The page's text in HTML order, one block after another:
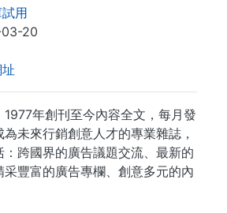
用
20
年創刊至今內容全文，每月發
未來行銷創意人才的專業雜誌，
：跨國界的廣告議題交流、最新的
豐富的廣告專欄、創意多元的內